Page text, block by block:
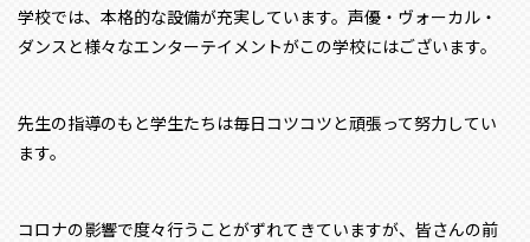
学校では、本格的な設備が充実しています。声優・ヴォーカル・
ダンスと様々なエンターテイメントがこの学校にはございます。
先生の指導のもと学生たちは毎日コツコツと頑張って努力してい
ます。
コロナの影響で度々行うことがずれてきていますが、皆さんの前